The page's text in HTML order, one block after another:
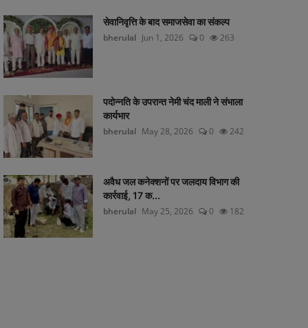
सेवानिवृत्ति के बाद समाजसेवा का संकल्प
bherulal Jun 1, 2026 0 263
पदोन्नति के उपरान्त नेमी चंद माली ने संभाला
कार्यभार
bherulal May 28, 2026 0 242
अवैध जल कनेक्शनों पर जलदाय विभाग की
कार्रवाई, 17 क...
bherulal May 25, 2026 0 182